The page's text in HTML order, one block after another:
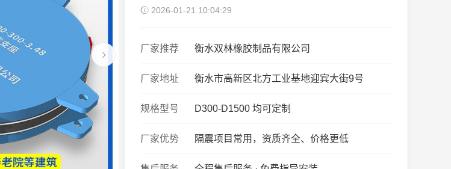
2026-01-21 10:04:29
厂家推荐 衡水双林橡胶制品有限公司
厂家地址 衡水市高新区北方工业基地迎宾大街9号
规格型号 D300-D1500 均可定制
厂家优势 隔震项目常用，资质齐全、价格更低